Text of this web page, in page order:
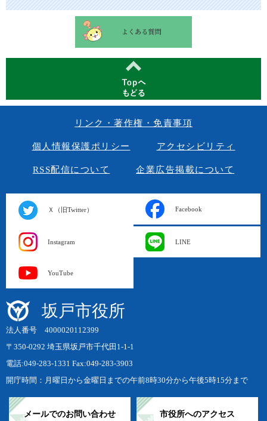
リンク・著作権・免責事項
個人情報保護ポリシー アクセシビリティ
RSS配信について 企業広告掲載について
Ｘ（旧Twitter） Facebook
Instagram LINE
YouTube
坂戸市役所
法人番号 4000020112399
〒350-0292 埼玉県坂戸市千代田1-1-1
電話:049-283-1331 Fax:049-283-3903
開庁時間：月曜日から金曜日までの午前8時30分から午後5時15分まで
メールでのお問い合わせ 市役所へのアクセス